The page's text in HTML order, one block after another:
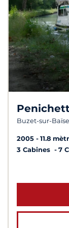
Buzet-sur-
2005
11.8
3 Cabines
7